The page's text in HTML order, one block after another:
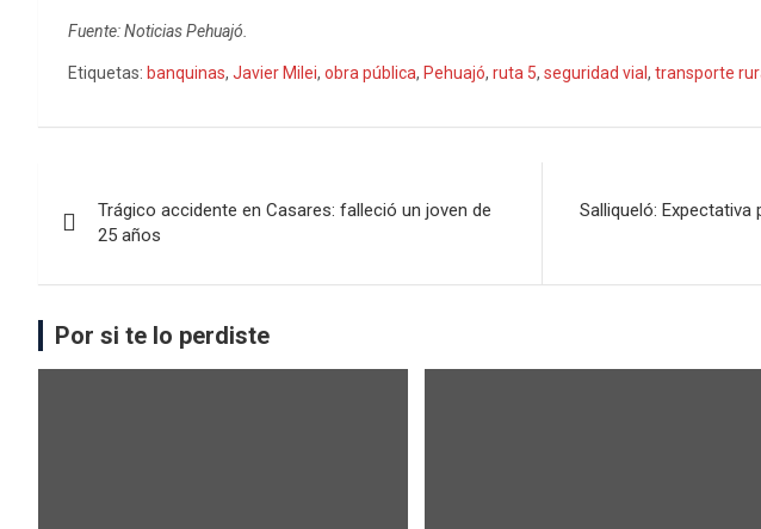
Fuente: Noticias Pehuajó.
Etiquetas: banquinas, Javier Milei, obra pública, Pehuajó, ruta 5, seguridad vial , transporte
Trágico accidente en Casares: falleció un joven de
25 años
Salliqueló: Expectativa
Por si te lo perdiste